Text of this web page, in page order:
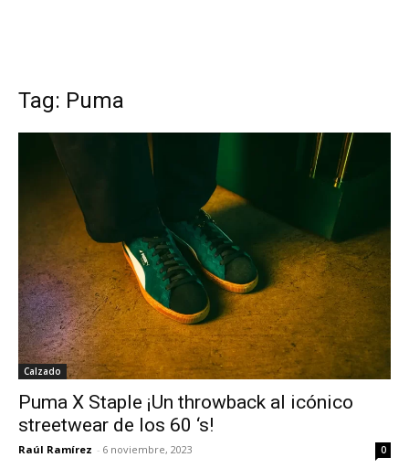
Tag: Puma
Calzado
Puma X Staple ¡Un throwback al icónico
streetwear de los 60 ‘s!
Raúl Ramírez - 6 noviembre, 2023 0